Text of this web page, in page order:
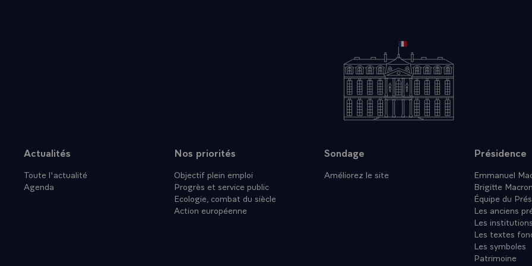
Plan du site
Actualités
Toute l'actualité
Agenda
Nos priorités
Objectif plein emploi
Progrès et service public
Ecologie, combat du siècle
Action européenne
Sondage
Améliorez le site
Présidence
Emmanuel
Brigitte Macron
Équipe du
Les anciens
Les institutions
Les textes
Les symboles
Patrimoine